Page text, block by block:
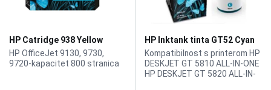
HP Catridge 938 Yellow
HP OfficeJet 9130, 9730,
9720-kapacitet 800 stranica
HP Inktank tinta GT52 Cyan
Kompatibilnost s printerom HP
DESKJET GT 5810 ALL-IN-ONE
HP DESKJET GT 5820 ALL-IN-